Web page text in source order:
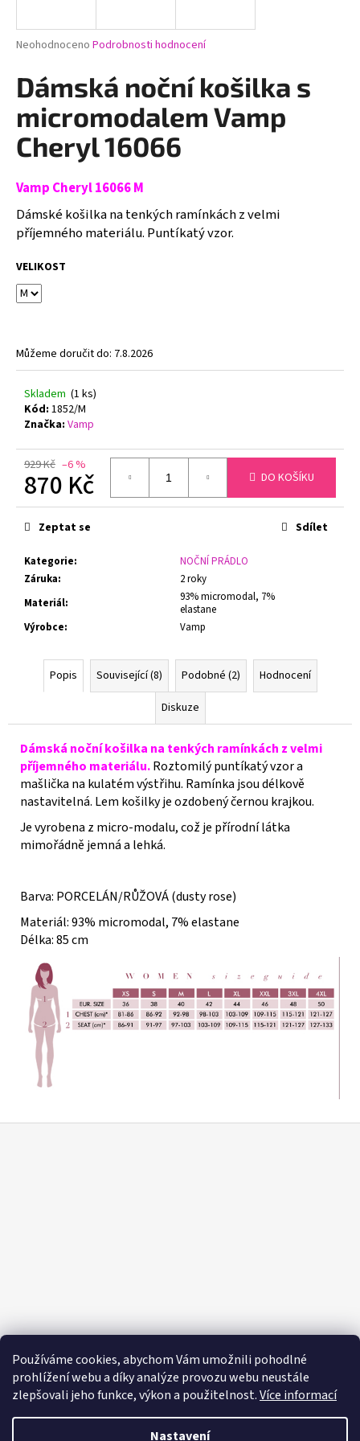
Používáme cookies, abychom Vám umožnili pohodlné
prohlížení webu a díky analýze provozu webu neustále
zlepšovali jeho funkce, výkon a použitelnost.Více informací
Nastavení
Průměrné
produktu
je
5
hvězdiček.
Neohodnoceno Podrobnosti hodnocení
Dámská noční košilka s
micromodalem Vamp
Cheryl 16066
Vamp Cheryl 16066 M
Dámské košilka na tenkých ramínkách z velmi
příjemného materiálu. Puntíkatý vzor.
VELIKOST
Můžeme doručit do: 7.8.2026
Skladem (1 ks)
Kód: 1852/M
Značka: Vamp
929 Kč –6 %
870 Kč
Měrná
cena:
DO KOŠÍKU
Kategorie:
NOČNÍ PRÁDLO
Záruka:
2 roky
Materiál:
93% micromodal, 7%
elastane
Výrobce: Vamp
Zeptat se Sdílet
Popis Související (8) Podobné (2)
Hodnocení
Diskuze
Dámská noční košilka na tenkých ramínkách z velmi
příjemného materiálu.Roztomilý puntíkatý vzor a
mašlička na kulatém výstřihu. Ramínka jsou délkově
nastavitelná. Lem košilky je ozdobený černou krajkou.
Je vyrobena z micro-modalu, což je přírodní látka
mimořádně jemná a lehká.
Barva: PORCELÁN/RŮŽOVÁ (dusty rose)
Materiál: 93% micromodal, 7% elastane
Délka: 85 cm
j
t
?
HLEDAT
o
p
o
u
č
m
e
NATURANA
5063
ZMENŠOVACÍ
PODPRSENKA
MINIMIZER
TMAVĚ
ŠEDÁ
729